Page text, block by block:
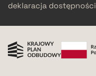
deklaracja dostępności